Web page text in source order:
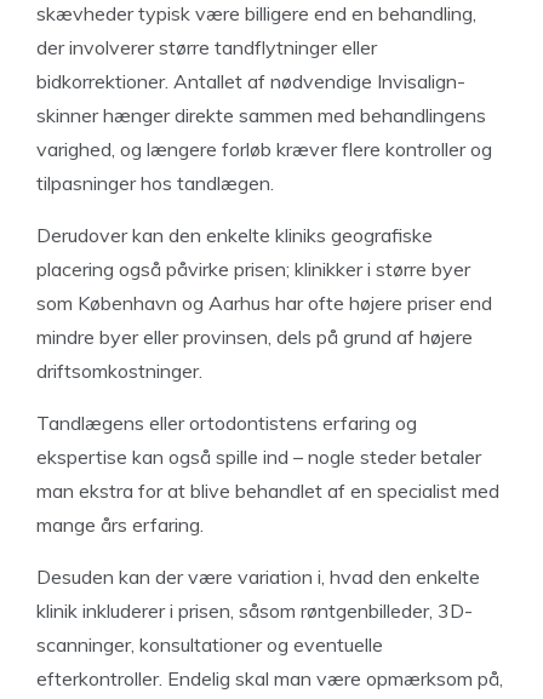
skævheder typisk være billigere end en behandling,
der involverer større tandflytninger eller
bidkorrektioner. Antallet af nødvendige Invisalign-
skinner hænger direkte sammen med behandlingens
varighed, og længere forløb kræver flere kontroller og
tilpasninger hos tandlægen.
Derudover kan den enkelte kliniks geografiske
placering også påvirke prisen; klinikker i større byer
som København og Aarhus har ofte højere priser end
mindre byer eller provinsen, dels på grund af højere
driftsomkostninger.
Tandlægens eller ortodontistens erfaring og
ekspertise kan også spille ind – nogle steder betaler
man ekstra for at blive behandlet af en specialist med
mange års erfaring.
Desuden kan der være variation i, hvad den enkelte
klinik inkluderer i prisen, såsom røntgenbilleder, 3D-
scanninger, konsultationer og eventuelle
efterkontroller. Endelig skal man være opmærksom på,